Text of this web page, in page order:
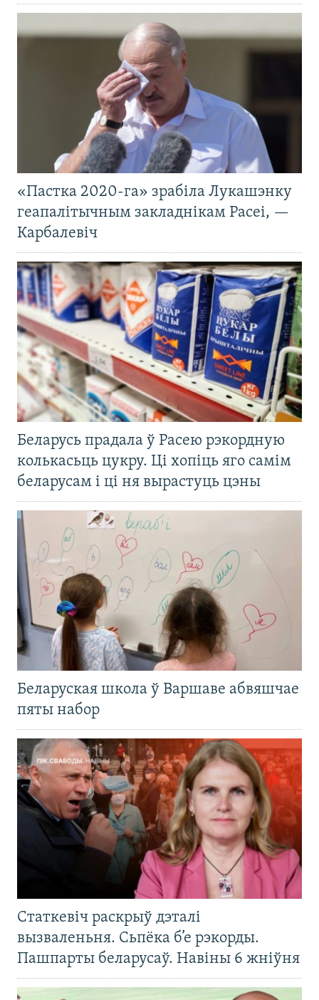
«Пастка 2020-га» зрабіла Лукашэнку
геапалітычным закладнікам Расеі, —
Карбалевіч
Беларусь прадала ў Расею рэкордную
колькасьць цукру. Ці хопіць яго самім
беларусам і ці ня вырастуць цэны
Беларуская школа ў Варшаве абвяшчае
пяты набор
Статкевіч раскрыў дэталі
вызваленьня. Сьпёка б’е рэкорды.
Пашпарты беларусаў. Навіны 6 жніўня